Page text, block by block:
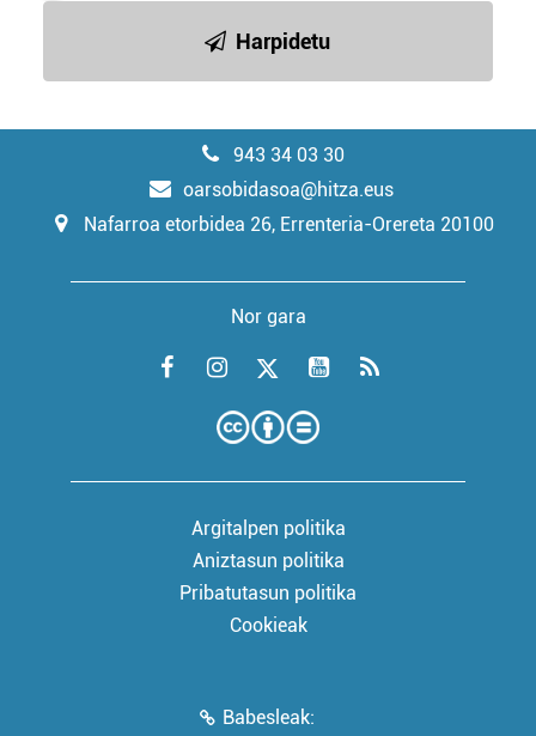
Harpidetu
943 34 03 30
oarsobidasoa@hitza.eus
Nafarroa etorbidea 26, Errenteria-Orereta 20100
Nor gara
Argitalpen politika
Aniztasun politika
Pribatutasun politika
Cookieak
Babesleak: